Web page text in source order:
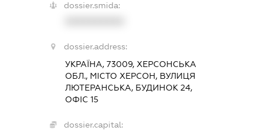
dossier.smida:
dossier.address:
УКРАЇНА, 73009, ХЕРСОНСЬКА
ОБЛ., МІСТО ХЕРСОН, ВУЛИЦЯ
ЛЮТЕРАНСЬКА, БУДИНОК 24,
ОФІС 15
dossier.capital: